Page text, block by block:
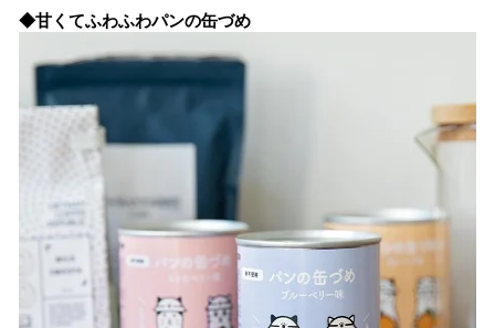
◆甘くてふわふわパンの缶づめ